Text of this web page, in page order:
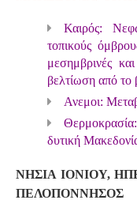
Καιρός:
τοπικούς
μεσημβρινές
βελτίωση από το
Ανεμοι:
δυτική
ΝΗΣΙΑ ΙΟΝΙΟΥ,
ΠΕΛΟΠΟΝΝΗΣΟΣ